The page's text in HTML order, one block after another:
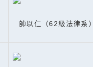
帥以仁（62級法律系）